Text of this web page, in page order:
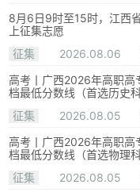
8月6日9时至15时，江西
上征集志愿
征集
2026.08.06
高考丨广西2026年高职高
档最低分数线（首选历史科
征集
2026.08.05
高考丨广西2026年高职高
档最低分数线（首选物理科
征集
2026.08.05